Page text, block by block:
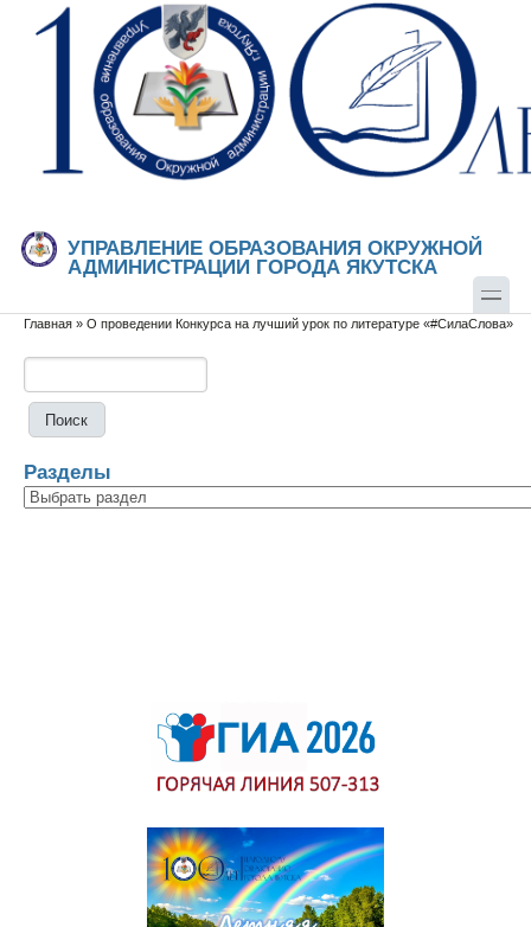
Перейти к основному содержанию
Skip to search
УПРАВЛЕНИЕ ОБРАЗОВАНИЯ ОКРУЖНОЙ
АДМИНИСТРАЦИИ ГОРОДА ЯКУТСКА
Вы здесь
Главная » О проведении Конкурса на лучший урок по литературе «#СилаСлова»
Разделы